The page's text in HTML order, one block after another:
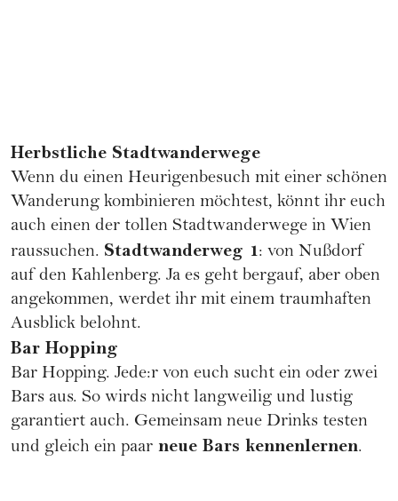
Herbstliche Stadtwanderwege
Wenn du einen Heurigenbesuch mit einer schönen
Wanderung kombinieren möchtest, könnt ihr euch
auch einen der tollen Stadtwanderwege in Wien
raussuchen. Stadtwanderweg 1: von Nußdorf
auf den Kahlenberg. Ja es geht bergauf, aber oben
angekommen, werdet ihr mit einem traumhaften
Ausblick belohnt.
Bar Hopping
Bar Hopping. Jede:r von euch sucht ein oder zwei
Bars aus. So wirds nicht langweilig und lustig
garantiert auch. Gemeinsam neue Drinks testen
und gleich ein paar neue Bars kennenlernen.